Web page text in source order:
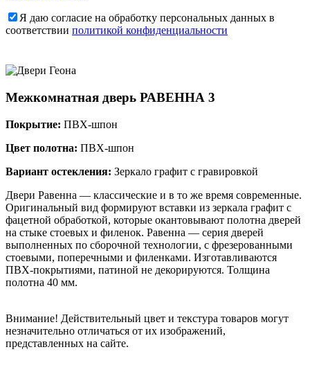
Я даю согласие на обработку персональных данных в
соответствии политикой конфиденциальности
Межкомнатная дверь РАВЕННА 3
Покрытие: ПВХ-шпон
Цвет полотна: ПВХ-шпон
Вариант остекления: Зеркало графит с гравировкой
Двери Равенна — классические и в то же время современные.
Оригинальный вид формируют вставки из зеркала графит с
фацетной обработкой, которые окантовывают полотна дверей
на стыке стоевых и филенок. Равенна — серия дверей
выполненных по сборочной технологии, с фрезерованными
стоевыми, поперечными и филенками. Изготавливаются
ПВХ-покрытиями, патиной не декорируются. Толщина
полотна 40 мм.
Внимание! Действительный цвет и текстура товаров могут
незначительно отличаться от их изображений,
представленных на сайте.